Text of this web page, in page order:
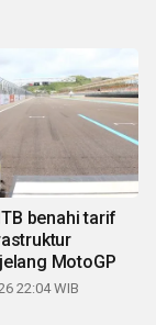
benahi tarif
MotoGP
22:04 WIB